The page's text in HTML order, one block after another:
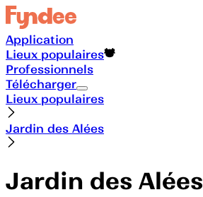
Application
Lieux populaires
Professionnels
Télécharger
Lieux populaires
Jardin des Alées
Jardin des Alées